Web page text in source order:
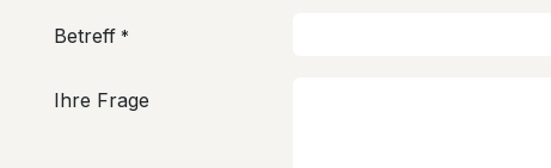
Betreff*
Ihre Frage